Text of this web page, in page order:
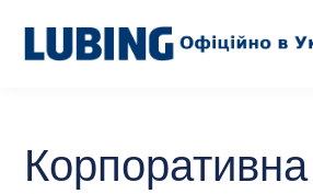
Свинарство
Корпоративна